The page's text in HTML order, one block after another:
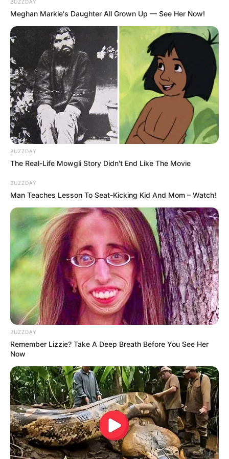
BUZZDAY
Meghan Markle's Daughter All Grown Up — See Her Now!
BUZZDAY
The Real-Life Mowgli Story Didn't End Like The Movie
BUZZDAY
Man Teaches Lesson To Seat-Kicking Kid And Mom – Watch!
BUZZDAY
Remember Lizzie? Take A Deep Breath Before You See Her
Now